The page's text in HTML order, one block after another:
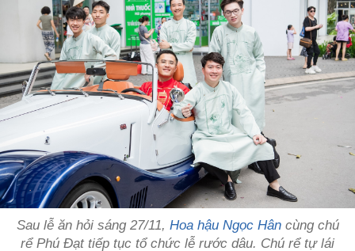
Sau lễ ăn hỏi sáng 27/11, Hoa hậu Ngọc Hân cùng chú
rể Phú Đạt tiếp tục tổ chức lễ rước dâu. Chú rể tự lái